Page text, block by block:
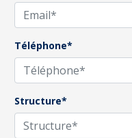
Téléphone*
Structure*